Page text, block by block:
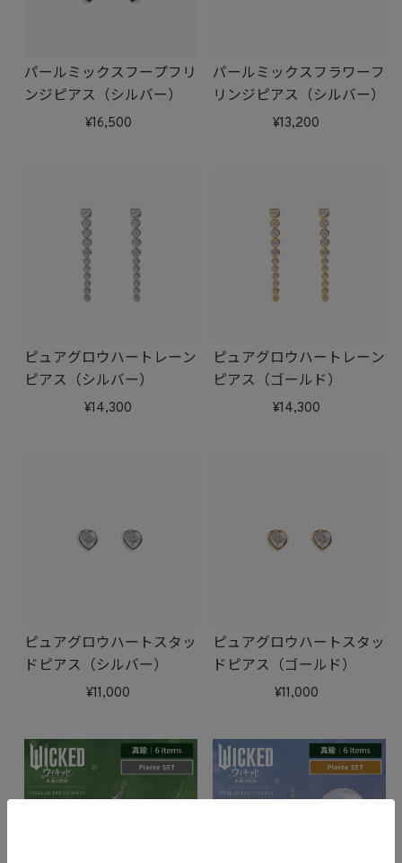
パールミックスフープフリ
ンジピアス（シルバー）
16,500
パールミックスフラワーフ
リンジピアス（シルバー）
13,200
ピュアグロウハートレーン
ピアス（シルバー）
14,300
ピュアグロウハートレーン
ピアス（ゴールド）
14,300
ピュアグロウハートスタッ
ドピアス（シルバー）
11,000
ピュアグロウハートスタッ
ドピアス（ゴールド）
11,000